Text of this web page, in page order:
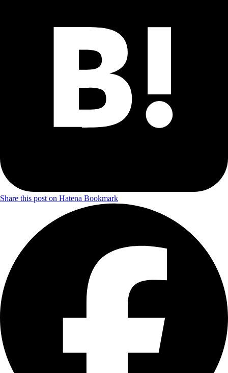
Share this post on Hatena Bookmark